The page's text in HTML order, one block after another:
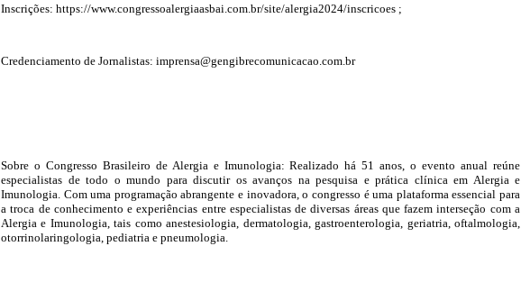
Inscrições: https://www.congressoalergiaasbai.com.br/site/alergia2024/inscricoes ;
Credenciamento de Jornalistas: imprensa@gengibrecomunicacao.com.br
Sobre o Congresso Brasileiro de Alergia e Imunologia: Realizado há 51 anos, o evento anual reúne
especialistas de todo o mundo para discutir os avanços na pesquisa e prática clínica em Alergia e
Imunologia. Com uma programação abrangente e inovadora, o congresso é uma plataforma essencial para
a troca de conhecimento e experiências entre especialistas de diversas áreas que fazem interseção com a
Alergia e Imunologia, tais como anestesiologia, dermatologia, gastroenterologia, geriatria, oftalmologia,
otorrinolaringologia, pediatria e pneumologia.